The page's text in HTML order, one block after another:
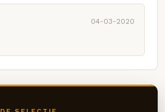
04-03-2020